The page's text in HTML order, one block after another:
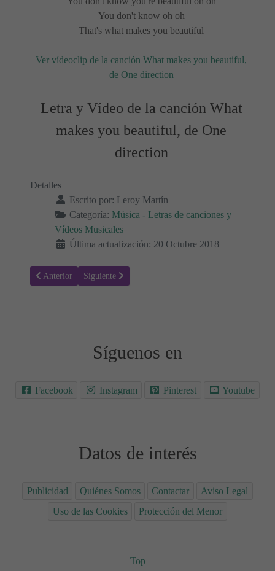
You don't know oh oh
That's what makes you beautiful
Ver vídeoclip de la canción What makes you beautiful,
de One direction
Letra y Vídeo de la canción What
makes you beautiful, de One
direction
Detalles
Escrito por: Leroy Martín
Categoría: Música - Letras de canciones y
Vídeos Musicales
Última actualización: 20 Octubre 2018
Artículo anterior: One thing - One direction, Letra y Vídeo de la
Anterior Artículo siguiente: Fast Car - Taio Cruz, Letra y
Siguiente
Síguenos en
Facebook Instagram Pinterest Youtube
Datos de interés
Publicidad Quiénes Somos Contactar
Aviso Legal
Uso de las Cookies
Protección del Menor
Top